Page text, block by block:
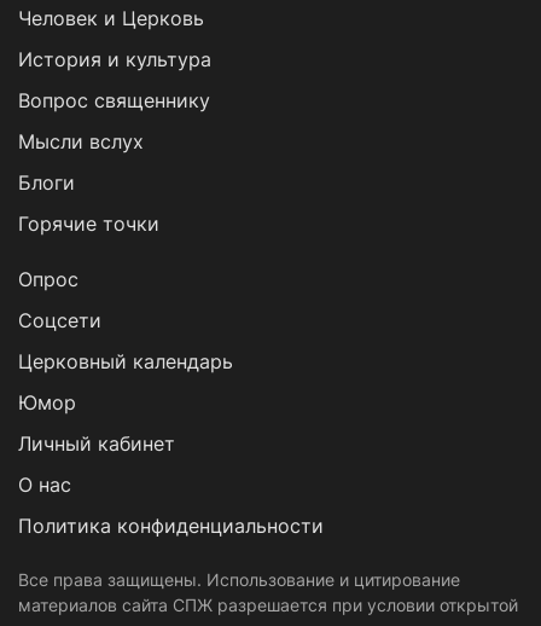
Человек и Церковь
История и культура
Вопрос священнику
Мысли вслух
Блоги
Горячие точки
Опрос
Cоцсети
Церковный календарь
Юмор
Личный кабинет
О нас
Политика конфиденциальности
Все права защищены. Использование и цитирование
материалов сайта СПЖ разрешается при условии открытой